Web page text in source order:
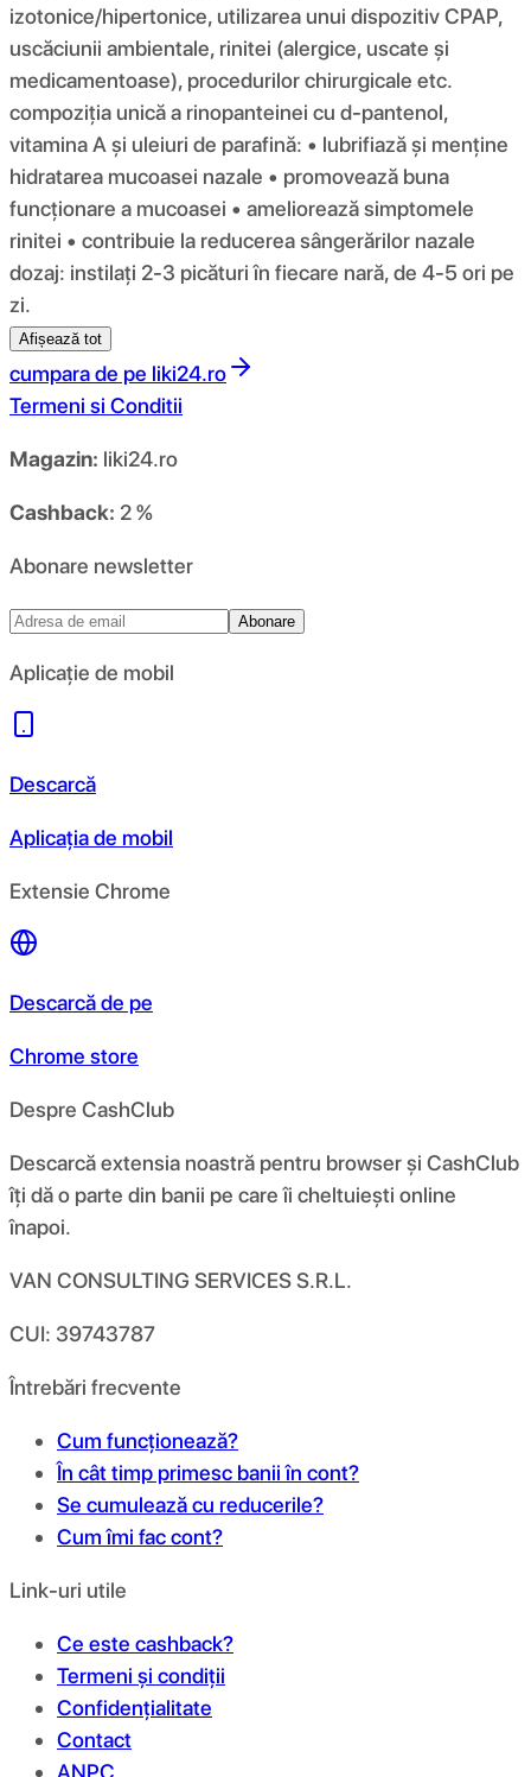
izotonice/hipertonice, utilizarea unui dispozitiv CPAP,
uscăciunii ambientale, rinitei (alergice, uscate și
medicamentoase), procedurilor chirurgicale etc.
compoziția unică a rinopanteinei cu d-pantenol,
vitamina A și uleiuri de parafină: • lubrifiază și menține
hidratarea mucoasei nazale • promovează buna
funcționare a mucoasei • ameliorează simptomele
rinitei • contribuie la reducerea sângerărilor nazale
dozaj: instilați 2-3 picături în fiecare nară, de 4-5 ori pe
zi.
Afișează tot
cumpara de pe liki24.ro
Termeni si Conditii
Magazin: liki24.ro
Cashback: 2 %
Abonare newsletter
Abonare
Aplicație de mobil
Descarcă
Aplicația de mobil
Extensie Chrome
Descarcă de pe
Chrome store
Despre CashClub
Descarcă extensia noastră pentru browser și CashClub
îți dă o parte din banii pe care îi cheltuiești online
înapoi.
VAN CONSULTING SERVICES S.R.L.
CUI: 39743787
Întrebări frecvente
Cum funcționează?
În cât timp primesc banii în cont?
Se cumulează cu reducerile?
Cum îmi fac cont?
Link-uri utile
Ce este cashback?
Termeni și condiții
Confidențialitate
Contact
ANPC